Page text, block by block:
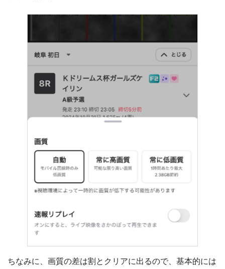
ちなみに、画質の差は割とクリアに出るので、基本的には